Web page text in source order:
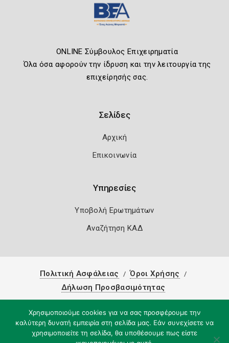
ONLINE Σύμβουλος Επιχειρηματία
Όλα όσα αφορούν την ίδρυση και την λειτουργία της
επιχείρησής σας.
Σελίδες
Αρχική
Επικοινωνία
Υπηρεσίες
Υποβολή Ερωτημάτων
Αναζήτηση ΚΑΔ
Πολιτική Ασφάλειας
Όροι Χρήσης
Δήλωση Προσβασιμότητας
Χρησιμοποιούμε cookies για να σας προσφέρουμε την
καλύτερη δυνατή εμπειρία στη σελίδα μας. Εάν συνεχίσετε να
χρησιμοποιείτε τη σελίδα, θα υποθέσουμε πως είστε